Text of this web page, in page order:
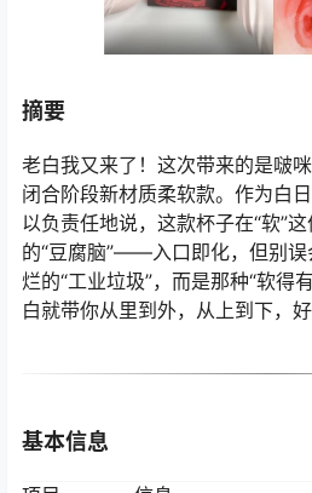
摘要
老白我又来了！这次带来的是啵
闭合阶段新材质柔软款。作为白
以负责任地说，这款杯子在“软”
的“豆腐脑”——入口即化，但别
烂的“工业垃圾”，而是那种“软得
白就带你从里到外，从上到下，好
基本信息